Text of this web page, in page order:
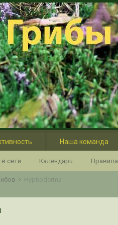
сети Календарь Правила
Наша команда
Hyphoderma